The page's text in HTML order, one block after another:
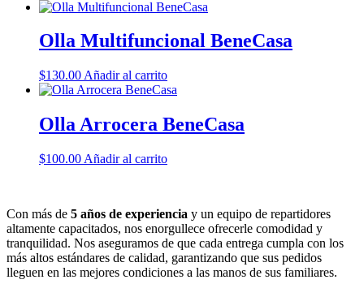
Olla Multifuncional BeneCasa
$130.00 Añadir al carrito
Olla Arrocera BeneCasa
$100.00 Añadir al carrito
Con más de 5 años de experiencia y un equipo de repartidores
altamente capacitados, nos enorgullece ofrecerle comodidad y
tranquilidad. Nos aseguramos de que cada entrega cumpla con los
más altos estándares de calidad, garantizando que sus pedidos
lleguen en las mejores condiciones a las manos de sus familiares.